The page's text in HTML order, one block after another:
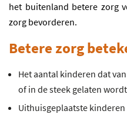
het buitenland betere zorg
zorg bevorderen.
Betere zorg
Het aantal kinderen dat
of in de steek gelaten
Uithuisgeplaatste